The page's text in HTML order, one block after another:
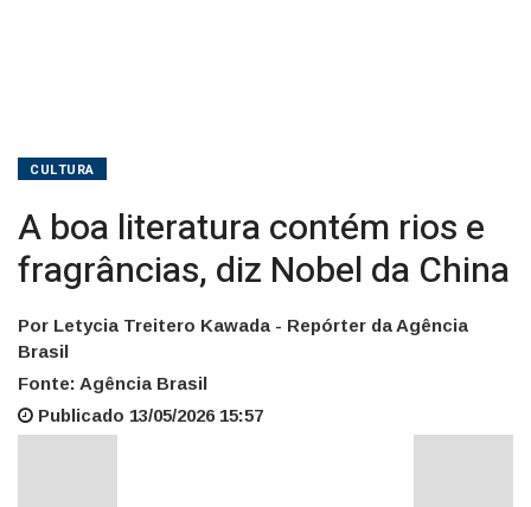
CULTURA
A boa literatura contém rios e
fragrâncias, diz Nobel da China
Por Letycia Treitero Kawada - Repórter da Agência
Brasil
Fonte: Agência Brasil
Publicado 13/05/2026 15:57